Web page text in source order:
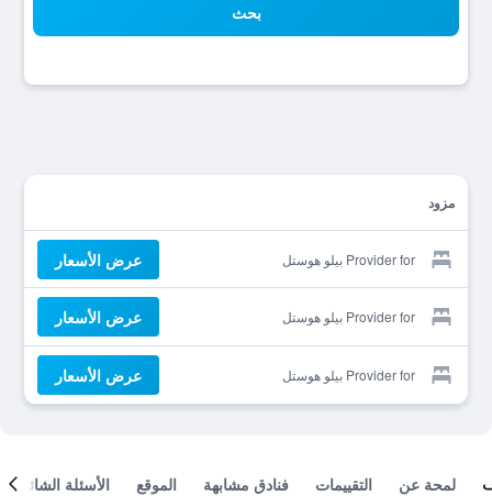
بحث
مزود
Provider for بيلو هوستل عرض الأسعار
Provider for بيلو هوستل عرض الأسعار
Provider for بيلو هوستل عرض الأسعار
لمحة عن التقييمات فنادق مشابهة الموقع الأسئلة الشائعة